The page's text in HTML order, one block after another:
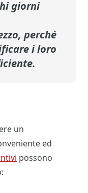
giorni
perché
i loro
un
ed
possono